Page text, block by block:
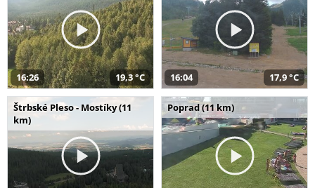
16:26 19,3 °C 16:04 17,9 °C
Štrbské Pleso - Mostíky (11
km)
Poprad (11 km)